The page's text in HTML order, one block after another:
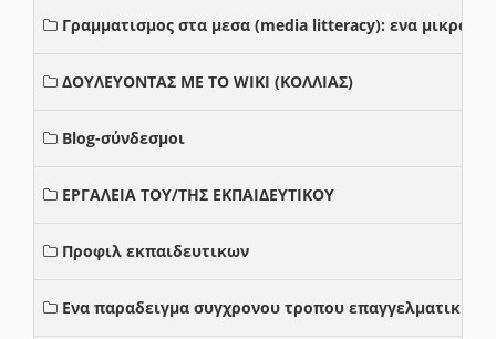
Γραμματισμος στα μεσα (media litteracy): ενα μικρο
ΔΟΥΛΕΥΟΝΤΑΣ ΜΕ ΤΟ WIKI (ΚΟΛΛΙΑΣ)
Blog-σύνδεσμοι
ΕΡΓΑΛΕΙΑ ΤΟΥ/ΤΗΣ ΕΚΠΑΙΔΕΥΤΙΚΟΥ
Προφιλ εκπαιδευτικων
Ενα παραδειγμα συγχρονου τροπου επαγγελματικης